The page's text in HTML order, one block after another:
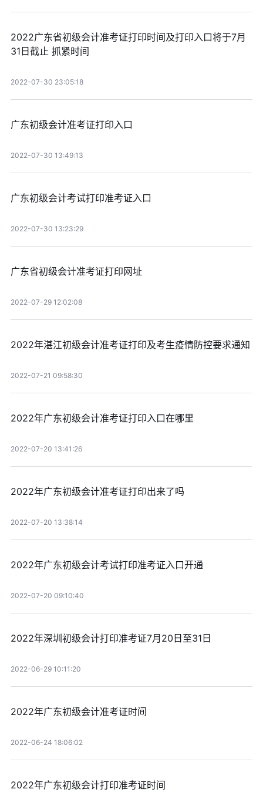
2022广东省初级会计准考证打印时间及打印入口将于7月
31日截止 抓紧时间
2022-07-30 23:05:18
广东初级会计准考证打印入口
2022-07-30 13:49:13
广东初级会计考试打印准考证入口
2022-07-30 13:23:29
广东省初级会计准考证打印网址
2022-07-29 12:02:08
2022年湛江初级会计准考证打印及考生疫情防控要求通知
2022-07-21 09:58:30
2022年广东初级会计准考证打印入口在哪里
2022-07-20 13:41:26
2022年广东初级会计准考证打印出来了吗
2022-07-20 13:38:14
2022年广东初级会计考试打印准考证入口开通
2022-07-20 09:10:40
2022年深圳初级会计打印准考证7月20日至31日
2022-06-29 10:11:20
2022年广东初级会计准考证时间
2022-06-24 18:06:02
2022年广东初级会计打印准考证时间